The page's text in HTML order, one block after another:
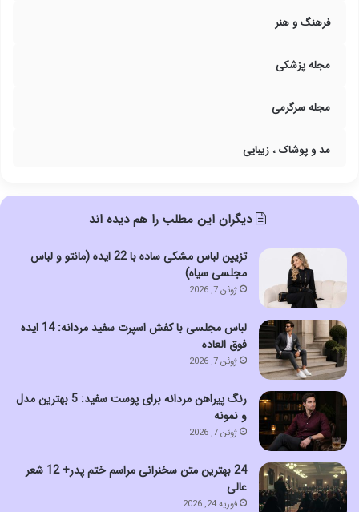
فرهنگ و هنر
مجله پزشکی
مجله سرگرمی
مد و پوشاک ، زیبایی
دیگران این مطلب را هم دیده اند
تزیین لباس مشکی ساده با 22 ایده (مانتو و لباس
مجلسی سیاه)
ژوئن 7, 2026
لباس مجلسی با کفش اسپرت سفید مردانه: 14 ایده
فوق العاده
ژوئن 7, 2026
رنگ پیراهن مردانه برای پوست سفید: 5 بهترین مدل
و نمونه
ژوئن 7, 2026
24 بهترین متن سخنرانی مراسم ختم پدر+ 12 شعر
عالی
فوریه 24, 2026